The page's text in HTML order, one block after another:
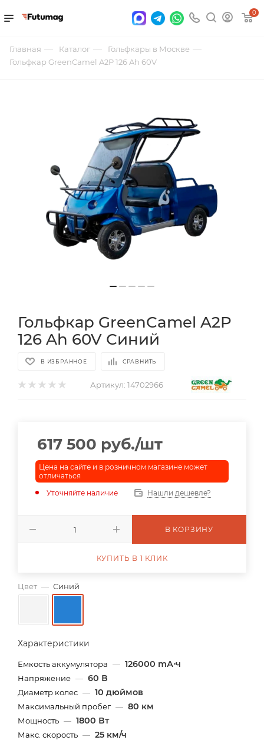
0
Главная — Каталог — Гольфкары в Москве —
Гольфкар GreenCamel A2P 126 Ah 60V
Гольфкар GreenCamel A2P
126 Ah 60V Синий
В ИЗБРАННОЕ СРАВНИТЬ
Артикул: 14702966
Цвет — Синий
Характеристики
Емкость аккумулятора — 126000 mА⋅ч
Напряжение — 60 В
Диаметр колес — 10 дюймов
Максимальный пробег — 80 км
Мощность — 1800 Вт
Макс. скорость — 25 км/ч
617 500 руб./шт
Цена на сайте и в розничном магазине может
отличаться
Уточняйте наличие
Нашли дешевле?
В КОРЗИНУ
КУПИТЬ В 1 КЛИК